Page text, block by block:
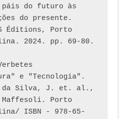
do futuro às
do presente.
Éditions, Porto
e "Tecnologia".
da Silva, J. et. al.,
Porto
ISBN - 978-65-